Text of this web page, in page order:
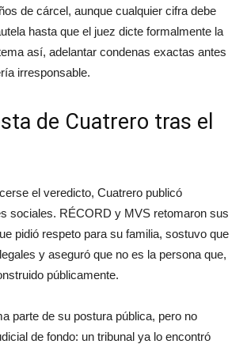
de cárcel, aunque cualquier cifra debe
hasta que el juez dicte formalmente la
así, adelantar condenas exactas antes
irresponsable.
de Cuatrero tras el
el veredicto, Cuatrero publicó
sociales. RÉCORD y MVS retomaron sus
pidió respeto para su familia, sostuvo que
y aseguró que no es la persona que,
públicamente.
parte de su postura pública, pero no
de fondo: un tribunal ya lo encontró